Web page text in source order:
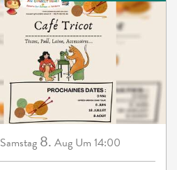
Samstag 8. Aug Um 14:00